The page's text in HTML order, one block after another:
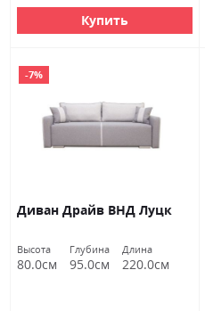
Купить
-7%
Диван Драйв ВНД Луцк
Высота
80.0см
Глубина
95.0см
Длина
220.0см